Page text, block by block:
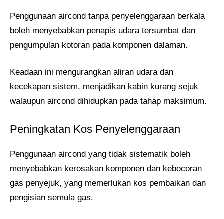
Penggunaan aircond tanpa penyelenggaraan berkala
boleh menyebabkan penapis udara tersumbat dan
pengumpulan kotoran pada komponen dalaman.
Keadaan ini mengurangkan aliran udara dan
kecekapan sistem, menjadikan kabin kurang sejuk
walaupun aircond dihidupkan pada tahap maksimum.
Peningkatan Kos Penyelenggaraan
Penggunaan aircond yang tidak sistematik boleh
menyebabkan kerosakan komponen dan kebocoran
gas penyejuk, yang memerlukan kos pembaikan dan
pengisian semula gas.